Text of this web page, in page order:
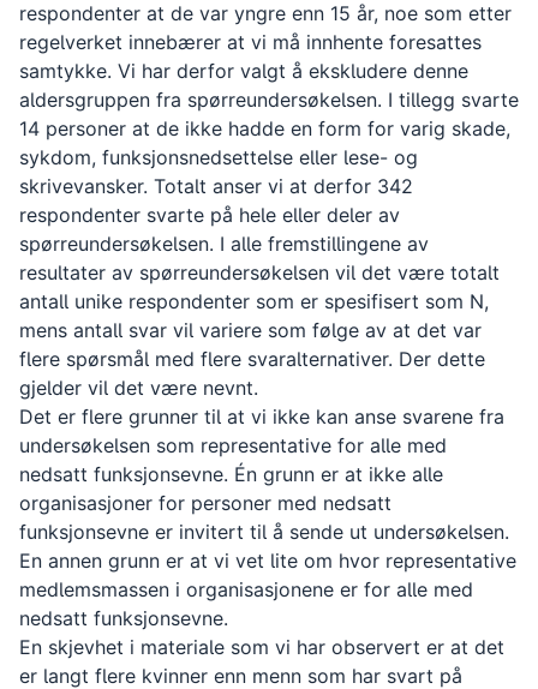
respondenter at de var yngre enn 15 år, noe som etter
regelverket innebærer at vi må innhente foresattes
samtykke. Vi har derfor valgt å ekskludere denne
aldersgruppen fra spørreundersøkelsen. I tillegg svarte
14 personer at de ikke hadde en form for varig skade,
sykdom, funksjonsnedsettelse eller lese- og
skrivevansker. Totalt anser vi at derfor 342
respondenter svarte på hele eller deler av
spørreundersøkelsen. I alle fremstillingene av
resultater av spørreundersøkelsen vil det være totalt
antall unike respondenter som er spesifisert som N,
mens antall svar vil variere som følge av at det var
flere spørsmål med flere svaralternativer. Der dette
gjelder vil det være nevnt.
Det er flere grunner til at vi ikke kan anse svarene fra
undersøkelsen som representative for alle med
nedsatt funksjonsevne. Én grunn er at ikke alle
organisasjoner for personer med nedsatt
funksjonsevne er invitert til å sende ut undersøkelsen.
En annen grunn er at vi vet lite om hvor representative
medlemsmassen i organisasjonene er for alle med
nedsatt funksjonsevne.
En skjevhet i materiale som vi har observert er at det
er langt flere kvinner enn menn som har svart på